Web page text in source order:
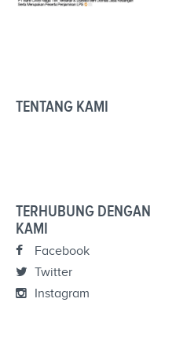
TENTANG KAMI
TERHUBUNG DENGAN
KAMI
Facebook
Twitter
Instagram